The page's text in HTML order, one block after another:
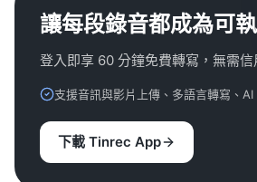
讓每段錄音都成為可
登入即享 60 分鐘免費轉寫，無需信
支援音訊與影片上傳、多語言轉寫、
下載 Tinrec App